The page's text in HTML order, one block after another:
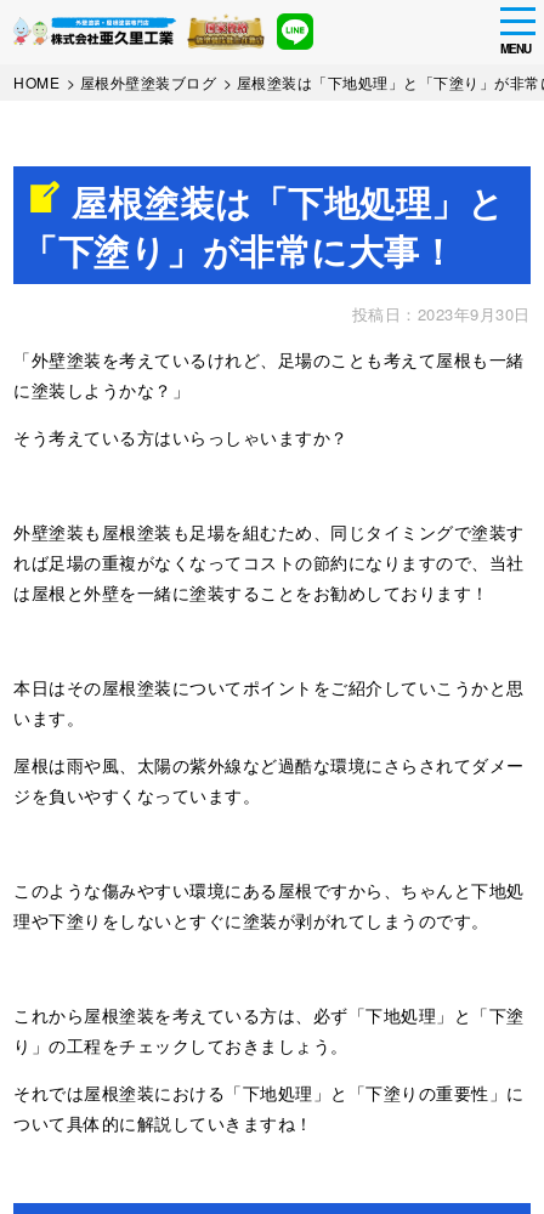
Skip
MENU
HOME > 屋根外壁塗装ブログ > 屋根塗装は「下地処理」と「下塗り」が非
屋根塗装は「下地処理」と
「下塗り」が非常に大事！
投稿日：2023年9月30日
「外壁塗装を考えているけれど、足場のことも考えて屋根も一緒
に塗装しようかな？」
そう考えている方はいらっしゃいますか？
外壁塗装も屋根塗装も足場を組むため、同じタイミングで塗装す
れば足場の重複がなくなってコストの節約になりますので、当社
は屋根と外壁を一緒に塗装することをお勧めしております！
本日はその屋根塗装についてポイントをご紹介していこうかと思
います。
屋根は雨や風、太陽の紫外線など過酷な環境にさらされてダメー
ジを負いやすくなっています。
このような傷みやすい環境にある屋根ですから、ちゃんと下地処
理や下塗りをしないとすぐに塗装が剥がれてしまうのです。
これから屋根塗装を考えている方は、必ず「下地処理」と「下塗
り」の工程をチェックしておきましょう。
それでは屋根塗装における「下地処理」と「下塗りの重要性」に
ついて具体的に解説していきますね！